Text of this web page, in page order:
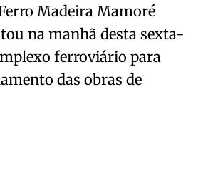
Madeira Mamoré
na manhã desta sexta-
ferroviário para
das obras de